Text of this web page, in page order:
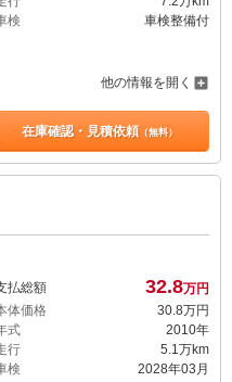
検
車検整備付
他の情報を開く
在庫確認・見積依頼（無料）
払総額 32.8万円
体価格
30. 8万円
式
2010年
行
5.1万km
検
2028年03月